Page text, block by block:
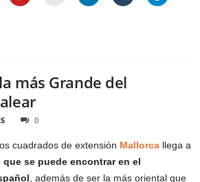
más Grande del
0
cuadrados de extensión Mallorca llega a
que se puede encontrar en el
, además de ser la más oriental que